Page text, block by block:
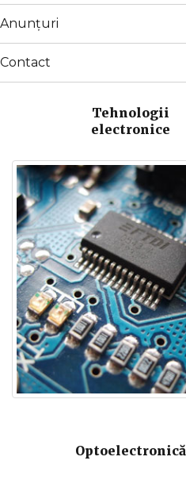
Anunțuri
Contact
Tehnologii
electronice
Optoelectronică